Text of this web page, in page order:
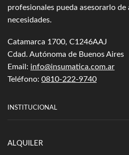
profesionales pueda asesorarlo de
necesidades.
Catamarca 1700, C1246AAJ
Cdad. Autónoma de Buenos Aires
Email: info@insumatica.com.ar
Teléfono: 0810-222-9740
INSTITUCIONAL
ALQUILER